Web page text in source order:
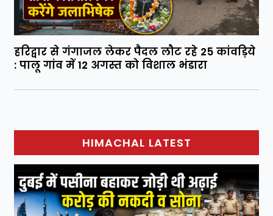
हरिद्वार से गंगाजल लेकर पैदल लौट रहे 25 कांवड़िये
: पालू गांव में 12 अगस्त को विशाल भंडारा
HIMACHAL LATEST